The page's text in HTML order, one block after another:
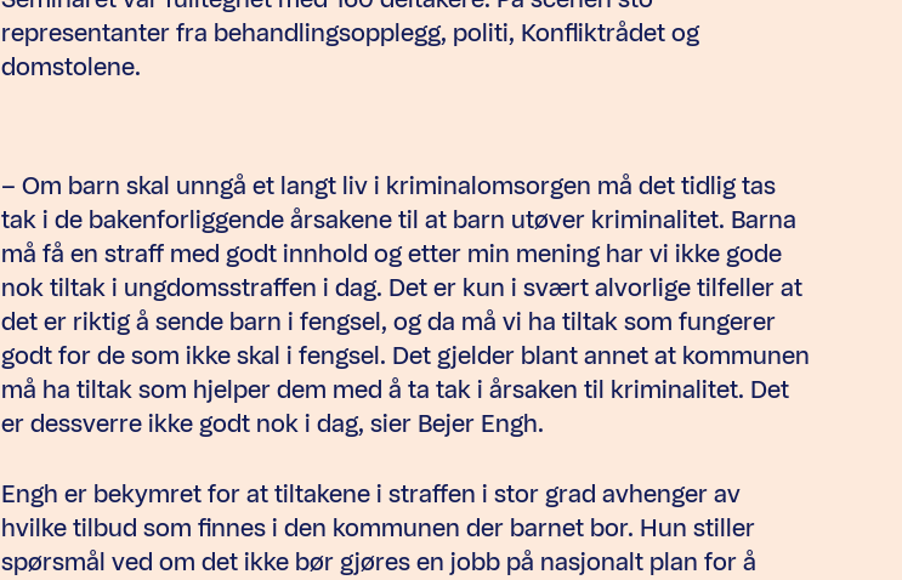
representanter fra behandlingsopplegg, politi, Konfliktrådet og
domstolene.
– Om barn skal unngå et langt liv i kriminalomsorgen må det tidlig tas
tak i de bakenforliggende årsakene til at barn utøver kriminalitet. Barna
må få en straff med godt innhold og etter min mening har vi ikke gode
nok tiltak i ungdomsstraffen i dag. Det er kun i svært alvorlige tilfeller at
det er riktig å sende barn i fengsel, og da må vi ha tiltak som fungerer
godt for de som ikke skal i fengsel. Det gjelder blant annet at kommunen
må ha tiltak som hjelper dem med å ta tak i årsaken til kriminalitet. Det
er dessverre ikke godt nok i dag, sier Bejer Engh.
Engh er bekymret for at tiltakene i straffen i stor grad avhenger av
hvilke tilbud som finnes i den kommunen der barnet bor. Hun stiller
spørsmål ved om det ikke bør gjøres en jobb på nasjonalt plan for å